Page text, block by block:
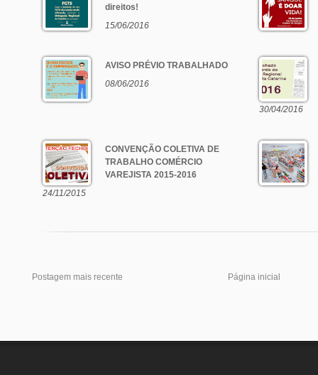
direitos!
15/06/2016
AVISO PRÉVIO TRABALHADO
08/06/2016
30/04/2016
CONVENÇÃO COLETIVA DE
TRABALHO COMÉRCIO
VAREJISTA 2015-2016
24/11/2015
Postagem mais recente Página inicial